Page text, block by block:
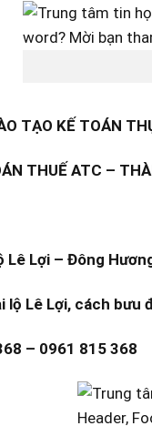
TẠO KẾ TOÁN
THUẾ ATC –
Lê Lợi – Đông
lộ Lê Lợi, cách bưu
– 0961 815 368